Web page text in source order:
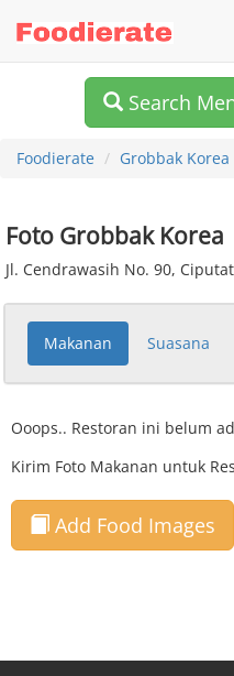
Search
Foodierate Grobbak Korea
Foto Grobbak Korea
Jl. Cendrawasih No. 90,
Makanan Suasana
Ooops.. Restoran ini belum
Kirim Foto Makanan untuk
Add Food Images